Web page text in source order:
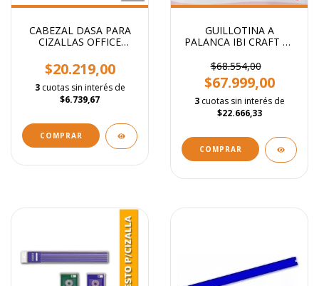
CABEZAL DASA PARA
CIZALLAS OFFICE
$20.219,00
3 cuotas sin interés de
$6.739,67
COMPRAR
GUILLOTINA A
PALANCA IBI CRAFT A4
Crafter
$68.554,00
$67.999,00
3 cuotas sin interés de
$22.666,33